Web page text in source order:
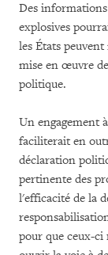
Des
explosives
les États
mise en œuvre
politique.
Un engagement
faciliterait en
déclaration
pertinente des
l'efficacité de la
pour que ceux-ci